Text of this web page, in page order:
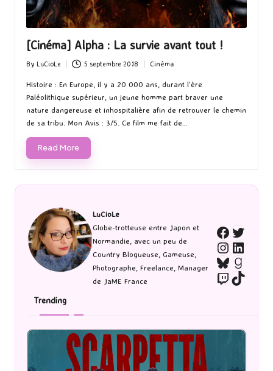
[Cinéma] Alpha : La survie avant tout !
Posted
by
By LuCioLe 5 septembre 2018
in
Cinéma
Histoire : En Europe, il y a 20 000 ans, durant l'ère
Paléolithique supérieur, un jeune homme part braver une
nature dangereuse et inhospitalière afin de retrouver le chemin
de sa tribu. Mon Avis : 3/5. Ce film me fait de…
Read More
LuCioLe
Globe-trotteuse entre Japon et
Normandie, avec un peu de
Country Blogueuse, Gameuse,
Photographe, Freelance, Manager
de JaME France
Bluesky
TwitchTikTok
Trending